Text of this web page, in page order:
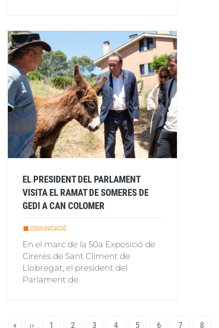
EL PRESIDENT DEL PARLAMENT
VISITA EL RAMAT DE SOMERES DE
GEDI A CAN COLOMER
COMUNICACIÓ
En el marc de la 50a Exposició de
Cireres de Sant Climent de
Llobregat, el president del
Parlament de
Paginació
Primera
«
Pàgina
‹‹ Page
1
Pàgina
2 Page
3 Page
4 Page
5 Page
6 Page
7 Page
8